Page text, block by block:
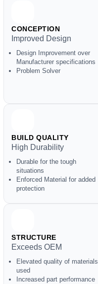
CONCEPTION
Improved Design
Design Improvement over
Manufacturer specifications
Problem Solver
BUILD QUALITY
High Durability
Durable for the tough
situations
Enforced Material for added
protection
STRUCTURE
Exceeds OEM
Elevated quality of materials
used
Increased part performance